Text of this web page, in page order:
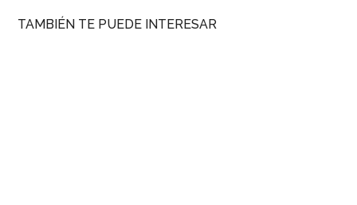
TAMBIÉN TE PUEDE INTERESAR